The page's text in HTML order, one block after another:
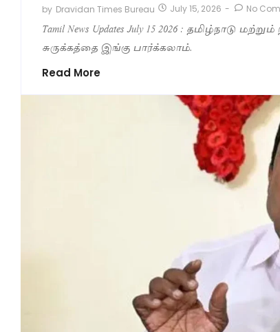
by Dravidan Times Bureau July 15, 2026 - No
Tamil News Updates July 15 2026 : தமிழ்நாடு
சுருக்கத்தை இங்கு பார்க்கலாம்.
Read More